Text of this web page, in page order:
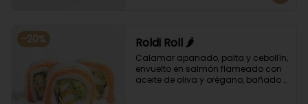
-20% Roldi Roll 🌶️
Calamar apanado, palta y cebollín,
envuelto en salmón flameado con
aceite de oliva y orégano, bañado